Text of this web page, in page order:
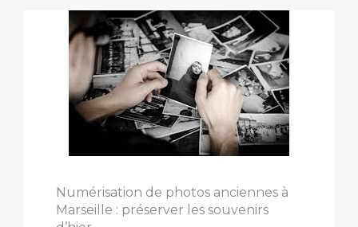
Numérisation de photos anciennes à
Marseille : préserver les souvenirs